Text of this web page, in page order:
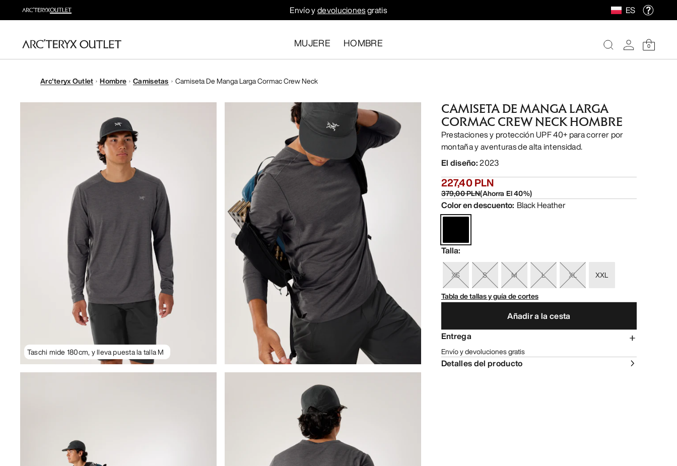
Envío ydevolucionesgratis ES
MUJERE HOMBRE 0
Arc'teryx Outlet Hombre Camisetas Camiseta De Manga Larga Cormac Crew Neck
Taschi mide 180cm, y lleva puesta la talla M
CAMISETA DE MANGA LARGA
CORMAC CREW NECK HOMBRE
Prestaciones y protección UPF 40+ para correr por
montaña y aventuras de alta intensidad.
El diseño:2023
227,40 PLN
379,00 PLN(Ahorra El40%)
Color en descuento: Black Heather
Talla:
XS S M L XL
XXL
Tabla de tallas y guía de cortes
Añadir a la cesta
Entrega
Envío y devoluciones gratis
Detalles del producto